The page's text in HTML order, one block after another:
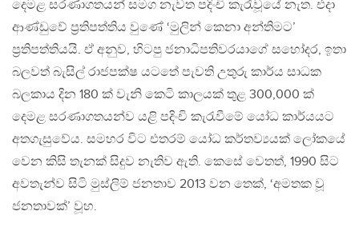
දෙමළ සරණාගතයන් සමග නැවත පදිංචි කැරැවූයේ නැත. එදා
ආණ්ඩුවේ ප්‍රතිපත්තිය වුණේ ‘මුලින් කෙනා අන්තිමට’
ප්‍රතිපත්තියයි. ඒ අනුව, හිටපු ජනාධිපතිවරයාගේ සහෝදර, ඉතා
බලවත් බැසිල් රාජපක්ෂ යටතේ පැවති උතුරු කාර්ය සාධක
බලකාය දින 180 ක් වැනි කෙටි කාලයක් තුළ 300,000 ක්
දෙමළ සරණාගතයන්ව යළි පදිංචි කැරැවීමේ යෝධ කාර්යයට
අතගැසුවේය. සමහර විට එතරම් යෝධ කර්තව්‍යයක් ලෝකයේ
වෙන කිසි තැනක් සිදුව නැතිව ඇති. කෙසේ වෙතත්, 1990 සිට
අවතැන්ව සිටි මුස්ලිම් ජනතාව 2013 වන තෙක්, ‘අමතක වූ
ජනතාවක්’ වූහ.